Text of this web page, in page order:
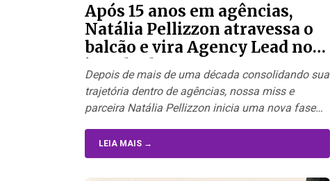
Após 15 anos em agências,
Natália Pellizzon atravessa o
balcão e vira Agency Lead no
iFood Ads
Depois de mais de uma década consolidando sua
trajetória dentro de agências, nossa miss e
parceira Natália Pellizzon inicia uma nova fase…
LEIA MAIS →